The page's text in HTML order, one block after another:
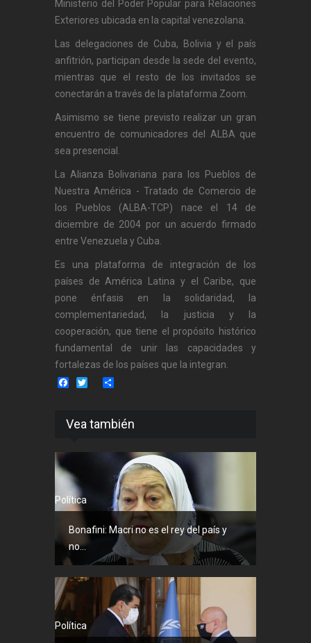
Ministerio del Poder Popular para Relaciones
Exteriores ubicada en la capital venezolana.
Las delegaciones de Cuba, Bolivia y el país
anfitrión, participan desde la sede del evento,
mientras que el resto de los invitados se
conectarán a través de la plataforma Zoom.
Asimismo se tiene previsto realizar un gran
encuentro de comunicadores del ALBA que
sea presencial.
La Alianza Bolivariana para los Pueblos de
Nuestra América - Tratado de Comercio de
los Pueblos (ALBA-TCP) nace el 14 de
diciembre de 2004 por un acuerdo firmado
entre Venezuela y Cuba.
Es una plataforma de integración de los
países de América Latina y el Caribe, que
pone énfasis en la solidaridad, la
complementariedad, la justicia y la
cooperación, que tiene el propósito histórico
fundamental de unir las capacidades y
fortalezas de los países que la integran.
Facebook
Twitter
Vea también
Política
Bonafini: Macri no es el rey del país y
no...
Política